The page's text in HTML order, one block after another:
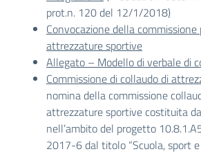
prot.n. 120 del 12/1/2018)
Convocazione della
attrezzature sportive
Allegato – Modello di verbale di
Commissione di collaudo di
nomina della commissione
attrezzature sportive costituita
nell’ambito del progetto
2017-6 dal titolo “Scuola, sport